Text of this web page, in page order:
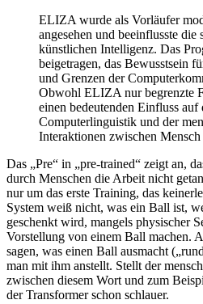
ELIZA wurde als Vorläufer
angesehen und beeinflusste
künstlichen Intelligenz. Das
beigetragen, das Bewusstsein
und Grenzen der
Obwohl ELIZA nur begrenzte
einen bedeutenden Einfluss
Computerlinguistik und der
Interaktionen zwischen
Das „Pre“ in „pre-trained“ zeigt an,
durch Menschen die Arbeit nicht
nur um das erste Training, das
System weiß nicht, was ein Ball ist,
geschenkt wird, mangels physischer
Vorstellung von einem Ball machen.
sagen, was einen Ball ausmacht
man mit ihm anstellt. Stellt der
zwischen diesem Wort und zum
der Transformer schon schlauer.